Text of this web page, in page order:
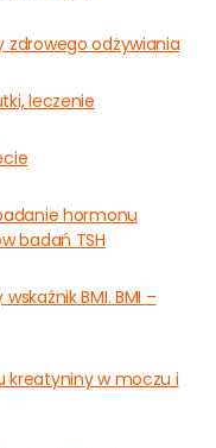
zdrowego odżywiania
leczenie
hormonu
badań TSH
BMI. BMI –
kreatyniny w moczu i